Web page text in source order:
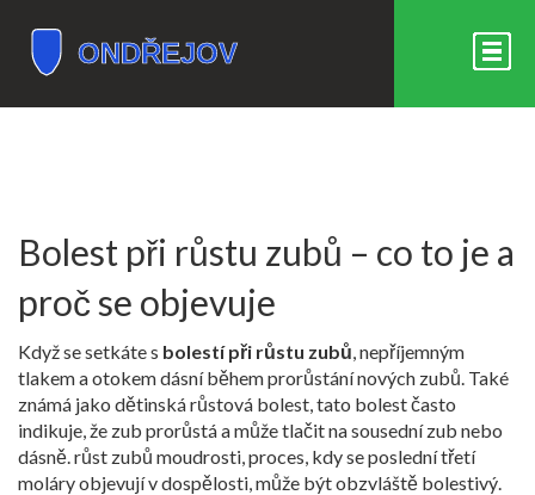
Bolest při růstu zubů – co to je a
proč se objevuje
Když se setkáte s bolestí při růstu zubů,nepříjemným
tlakem a otokem dásní během prorůstání nových zubů. Také
známá jako dětinská růstová bolest, tato bolest často
indikuje, že zub prorůstá a může tlačit na sousední zub nebo
dásně.růst zubů moudrosti,proces, kdy se poslední třetí
moláry objevují v dospělosti, může být obzvláště bolestivý.